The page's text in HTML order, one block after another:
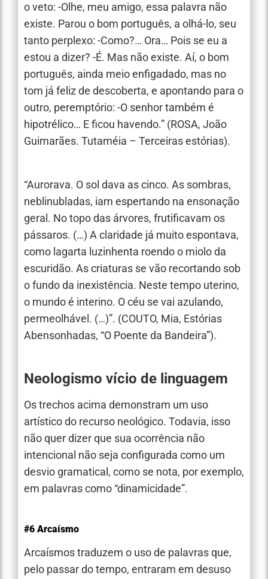
o veto: -Olhe, meu amigo, essa palavra não
existe. Parou o bom português, a olhá-lo, seu
tanto perplexo: -Como?… Ora… Pois se eu a
estou a dizer? -É. Mas não existe. Aí, o bom
português, ainda meio enfigadado, mas no
tom já feliz de descoberta, e apontando para o
outro, peremptório: -O senhor também é
hipotrélico… E ficou havendo.” (ROSA, João
Guimarães. Tutaméia – Terceiras estórias).
“Aurorava. O sol dava as cinco. As sombras,
neblinubladas, iam espertando na ensonação
geral. No topo das árvores, frutificavam os
pássaros. (…) A claridade já muito espontava,
como lagarta luzinhenta roendo o miolo da
escuridão. As criaturas se vão recortando sob
o fundo da inexistência. Neste tempo uterino,
o mundo é interino. O céu se vai azulando,
permeolhável. (…)”. (COUTO, Mia, Estórias
Abensonhadas, “O Poente da Bandeira”).
Neologismo vício de linguagem
Os trechos acima demonstram um uso
artístico do recurso neológico. Todavia, isso
não quer dizer que sua ocorrência não
intencional não seja configurada como um
desvio gramatical, como se nota, por exemplo,
em palavras como “dinamicidade”.
#6 Arcaísmo
Arcaísmos traduzem o uso de palavras que,
pelo passar do tempo, entraram em desuso